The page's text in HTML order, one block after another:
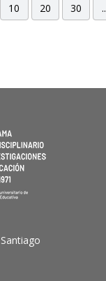
10 20 30